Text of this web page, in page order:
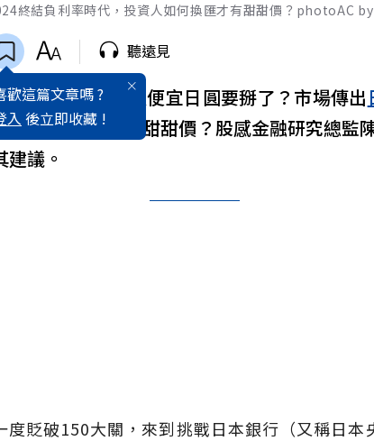
終結負利率時代，投資人如何換匯才有甜甜價？photoAC
歡這篇文章嗎 ?
入 後立即收藏 !
聽遠見
，近日走升，難道便宜日圓要掰了？市場傳出
人如何換匯才有甜甜價？股感金融研究總監
建議。
度貶破150大關，來到挑戰日本銀行（又稱日本